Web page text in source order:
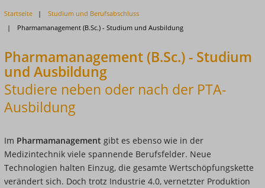
Startseite
Studium und Berufsabschluss
Pharmamanagement (B.Sc.) - Studium und Ausbildung
Pharmamanagement (B.Sc.) - Studium
und Ausbildung
Studiere neben oder nach der PTA-
Ausbildung
Im Pharmamanagement gibt es ebenso wie in der
Medizintechnik viele spannende Berufsfelder. Neue
Technologien halten Einzug, die gesamte Wertschöpfungskette
verändert sich. Doch trotz Industrie 4.0, vernetzter Produktion